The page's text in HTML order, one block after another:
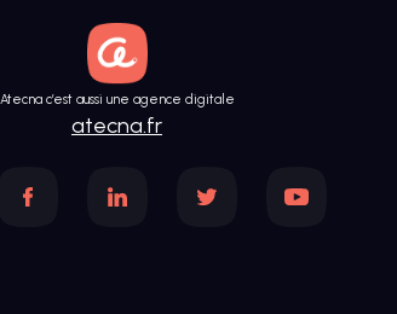
Atecna c’est aussi une agence digitale
atecna.fr